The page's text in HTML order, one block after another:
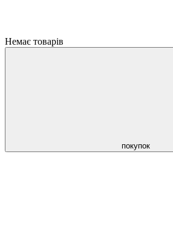
Немає товарів
покупок